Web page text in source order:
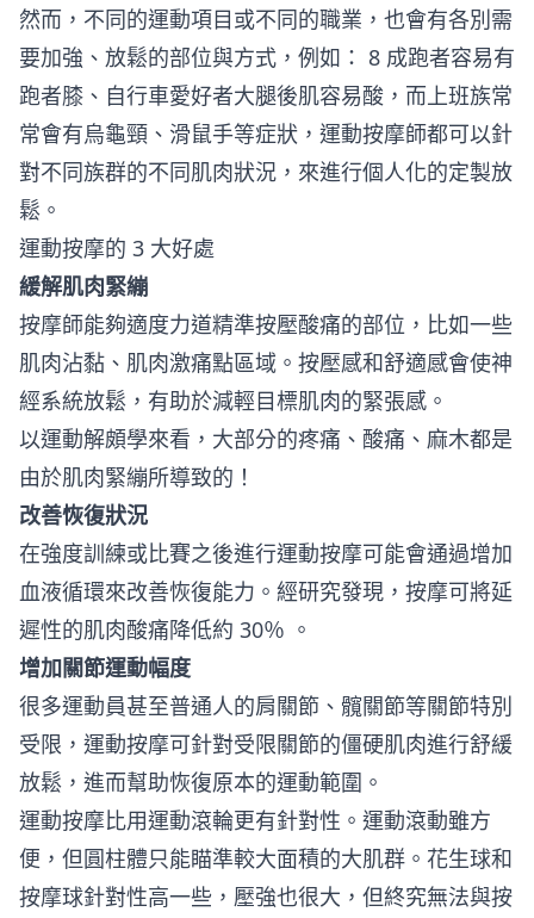
然而，不同的運動項目或不同的職業，也會有各別需
要加強、放鬆的部位與方式，例如： 8 成跑者容易有
跑者膝、自行車愛好者大腿後肌容易酸，而上班族常
常會有烏龜頸、滑鼠手等症狀，運動按摩師都可以針
對不同族群的不同肌肉狀況，來進行個人化的定製放
鬆。
運動按摩的 3 大好處
緩解肌肉緊繃
按摩師能夠適度力道精準按壓酸痛的部位，比如一些
肌肉沾黏、肌肉激痛點區域。按壓感和舒適感會使神
經系統放鬆，有助於減輕目標肌肉的緊張感。
以運動解頗學來看，大部分的疼痛、酸痛、麻木都是
由於肌肉緊繃所導致的！
改善恢復狀況
在強度訓練或比賽之後進行運動按摩可能會通過增加
血液循環來改善恢復能力。經研究發現，按摩可將延
遲性的肌肉酸痛降低約 30％ 。
增加關節運動幅度
很多運動員甚至普通人的肩關節、髖關節等關節特別
受限，運動按摩可針對受限關節的僵硬肌肉進行舒緩
放鬆，進而幫助恢復原本的運動範圍。
運動按摩比用運動滾輪更有針對性。運動滾動雖方
便，但圓柱體只能瞄準較大面積的大肌群。花生球和
按摩球針對性高一些，壓強也很大，但終究無法與按